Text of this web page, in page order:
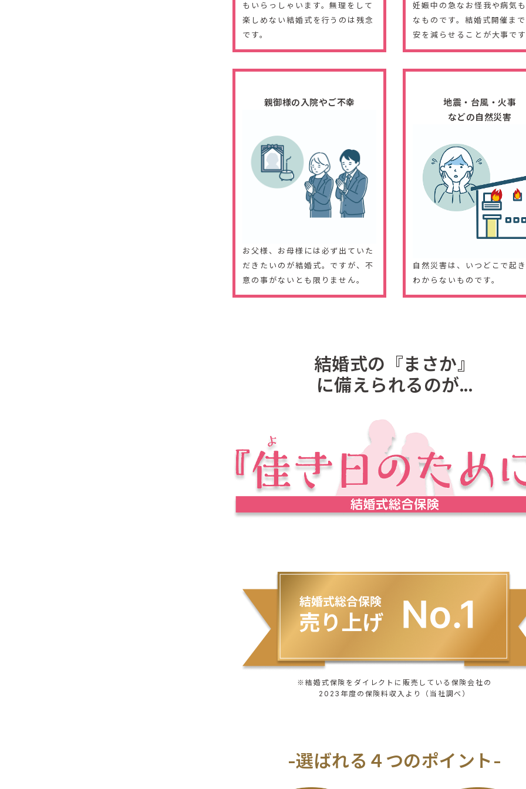
もいらっしゃいます。無理をして
楽しめない結婚式を行うのは残念
です。
妊娠中の急なお怪我や病気
なものです。結婚式開催ま
安を減らせることが大事で
親御様の入院やご不幸
お父様、お母様には必ず出ていた
だきたいのが結婚式。ですが、不
意の事がないとも限りません。
地震・台風・火事
などの自然災害
自然災害は、いつどこで起
わからないものです。
結婚式の『まさか』
に備えられるのが...
※結婚式保険をダイレクトに販売している保険会社の
2023年度の保険料収入より（当社調べ）
-選ばれる４つのポイント-